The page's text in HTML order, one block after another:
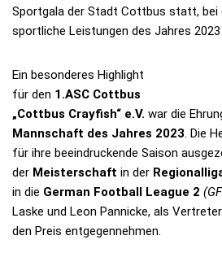
Sportgala der Stadt Cottbus statt, bei
sportliche Leistungen des Jahres
Ein besonderes Highlight
für den 1.ASC Cottbus
„Cottbus Crayfish“ e.V. war die
Mannschaft des Jahres 2023. Die
für ihre beeindruckende Saison
der Meisterschaft in der
in die German Football League 2
Laske und Leon Pannicke, als
den Preis entgegennehmen.